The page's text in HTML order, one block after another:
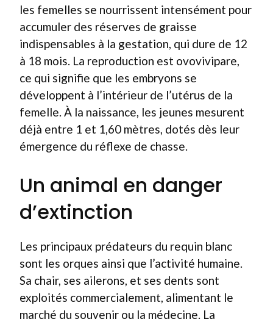
les femelles se nourrissent intensément pour
accumuler des réserves de graisse
indispensables à la gestation, qui dure de 12
à 18 mois. La reproduction est ovovivipare,
ce qui signifie que les embryons se
développent à l’intérieur de l’utérus de la
femelle. À la naissance, les jeunes mesurent
déjà entre 1 et 1,60 mètres, dotés dès leur
émergence du réflexe de chasse.
Un animal en danger
d’extinction
Les principaux prédateurs du requin blanc
sont les orques ainsi que l’activité humaine.
Sa chair, ses ailerons, et ses dents sont
exploités commercialement, alimentant le
marché du souvenir ou la médecine. La